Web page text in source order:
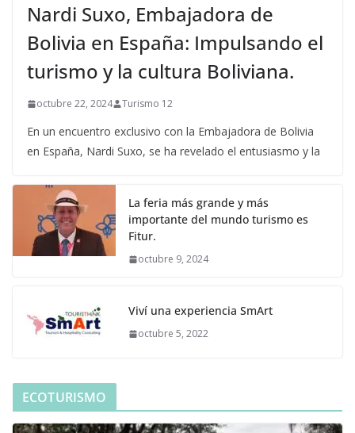
Nardi Suxo, Embajadora de
Bolivia en España: Impulsando el
turismo y la cultura Boliviana.
octubre 22, 2024 Turismo 12
En un encuentro exclusivo con la Embajadora de Bolivia
en España, Nardi Suxo, se ha revelado el entusiasmo y la
La feria más grande y más
importante del mundo turismo es
Fitur.
octubre 9, 2024
Viví una experiencia SmArt
octubre 5, 2022
ECOTURISMO